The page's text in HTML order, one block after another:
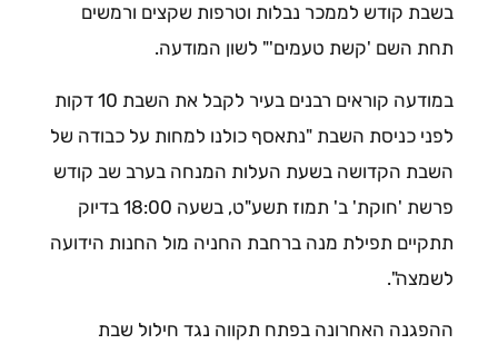
בשבת קודש לממכר נבלות וטרפות שקצים ורמשים
תחת השם 'קשת טעמים'" לשון המודעה.
במודעה קוראים רבנים בעיר לקבל את השבת 10 דקות
לפני כניסת השבת "נתאסף כולנו למחות על כבודה של
השבת הקדושה בשעת העלות המנחה בערב שב קודש
פרשת 'חוקת' ב' תמוז תשע"ט, בשעה 18:00 בדיוק
תתקיים תפילת מנה ברחבת החניה מול החנות הידועה
לשמצה".
ההפגנה האחרונה בפתח תקווה נגד חילול שבת